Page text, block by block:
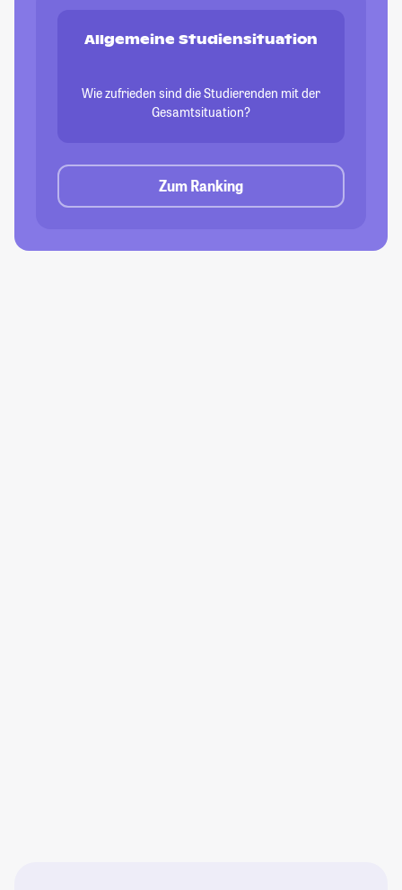
Allgemeine Studiensituation
Wie zufrieden sind die Studierenden mit der
Gesamtsituation?
Zum Ranking